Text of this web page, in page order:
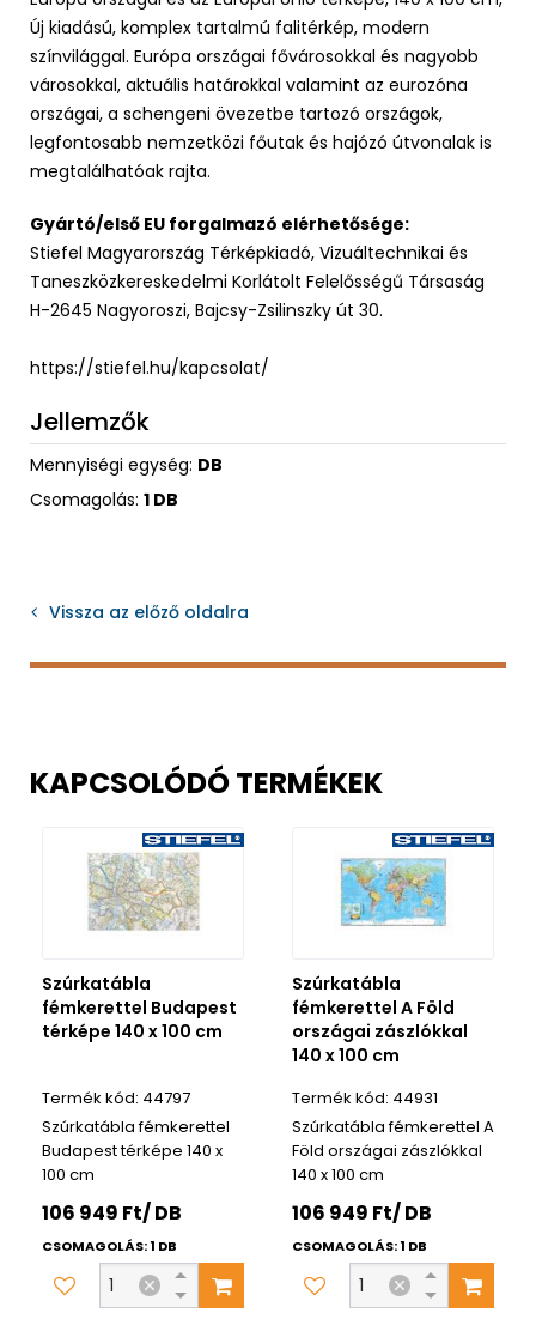
Új kiadású, komplex tartalmú falitérkép, modern
színvilággal. Európa országai fővárosokkal és nagyobb
városokkal, aktuális határokkal valamint az eurozóna
országai, a schengeni övezetbe tartozó országok,
legfontosabb nemzetközi főutak és hajózó útvonalak is
megtalálhatóak rajta.
Gyártó/első EU forgalmazó elérhetősége:
Stiefel Magyarország Térképkiadó, Vizuáltechnikai és
Taneszközkereskedelmi Korlátolt Felelősségű Társaság
H-2645 Nagyoroszi, Bajcsy-Zsilinszky út 30.
https://stiefel.hu/kapcsolat/
Jellemzők
Mennyiségi egység: DB
Csomagolás: 1 DB
Vissza az előző oldalra
KAPCSOLÓDÓ TERMÉKEK
Szúrkatábla
fémkerettel Budapest
térképe 140 x 100 cm
44797
Szúrkatábla fémkerettel
Budapest térképe 140 x
100 cm
106 949 Ft/ DB
CSOMAGOLÁS: 1 DB
Szúrkatábla
fémkerettel A Föld
országai zászlókkal
140 x 100 cm
44931
Szúrkatábla fémkerettel A
Föld országai zászlókkal
140 x 100 cm
106 949 Ft/ DB
CSOMAGOLÁS: 1 DB